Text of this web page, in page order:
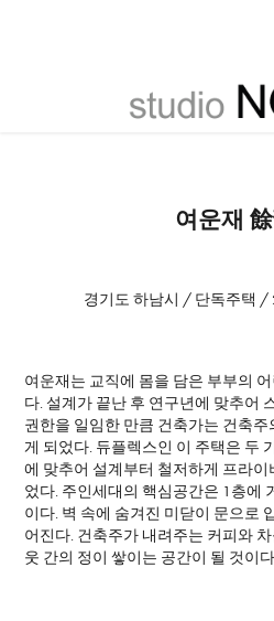
여운재
경기도 하남시 / 단독주택 /
여운재는 교직에 몸을 담은 부부의
다. 설계가 끝난 후 연구년에 맞추어
권한을 일임한 만큼 건축가는 건축
게 되었다. 듀플렉스인 이 주택은 두
에 맞추어 설계부터 철저하게 프라
었다. 주인세대의 핵심공간은 1층에
이다. 벽 속에 숨겨진 미닫이 문으로
어진다. 건축주가 내려주는 커피와
웃 간의 정이 쌓이는 공간이 될 것이